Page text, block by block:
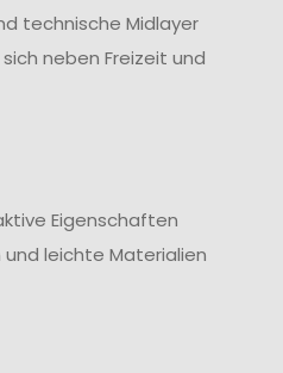
technische Midlayer
neben Freizeit und
Eigenschaften
leichte Materialien